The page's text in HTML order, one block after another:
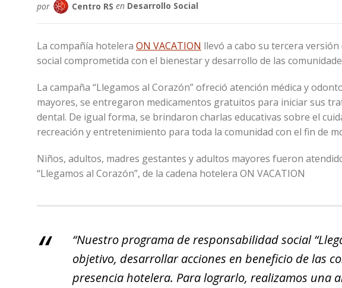
por Centro RS en Desarrollo Social
La compañía hotelera ON VACATION llevó a cabo su tercera
social comprometida con el bienestar y desarrollo de las
La campaña “Llegamos al Corazón” ofreció atención médica y
mayores, se entregaron medicamentos gratuitos para iniciar sus
dental. De igual forma, se brindaron charlas educativas sobre el
recreación y entretenimiento para toda la comunidad con el fin de
Niños, adultos, madres gestantes y adultos mayores fueron
“Llegamos al Corazón”, de la cadena hotelera ON VACATION
“Nuestro programa de responsabilidad social
objetivo, desarrollar acciones en beneficio de las
presencia hotelera. Para lograrlo, realizamos una